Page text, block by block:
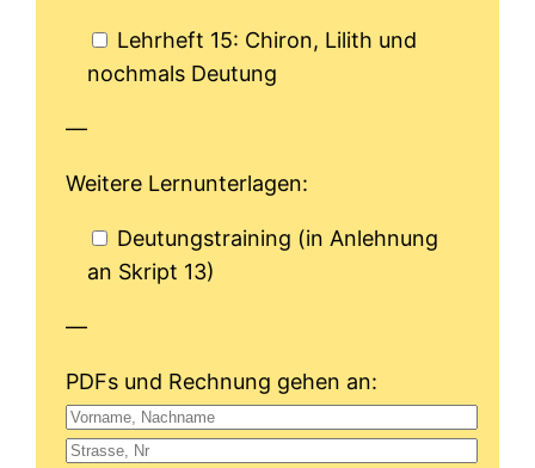
Lehrheft 15: Chiron, Lilith und
nochmals Deutung
—
Weitere Lernunterlagen:
Deutungstraining (in Anlehnung
an Skript 13)
—
PDFs und Rechnung gehen an: